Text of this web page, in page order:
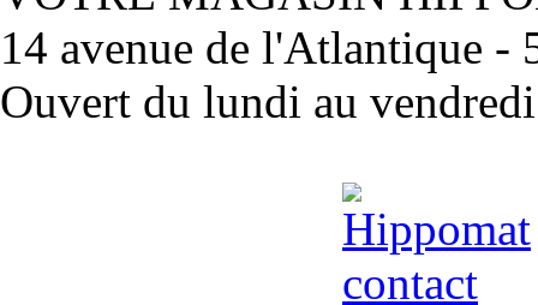
14 avenue de l'Atlantique -
Ouvert du lundi au